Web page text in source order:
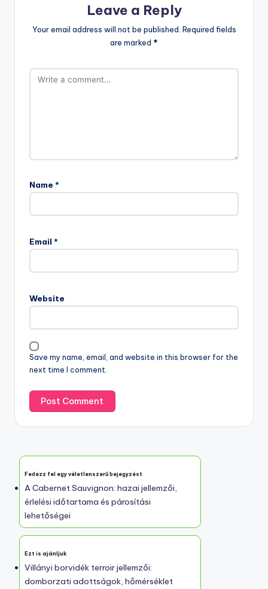
Leave a Reply
Your email address will not be published. Required fields
are marked *
Name *
Email *
Website
Save my name, email, and website in this browser for the
next time I comment.
Fedezz fel egy véletlenszerű bejegyzést
A Cabernet Sauvignon: hazai jellemzői,
érlelési időtartama és párosítási
lehetőségei
Ezt is ajánljuk
Villányi borvidék terroir jellemzői:
domborzati adottságok, hőmérséklet